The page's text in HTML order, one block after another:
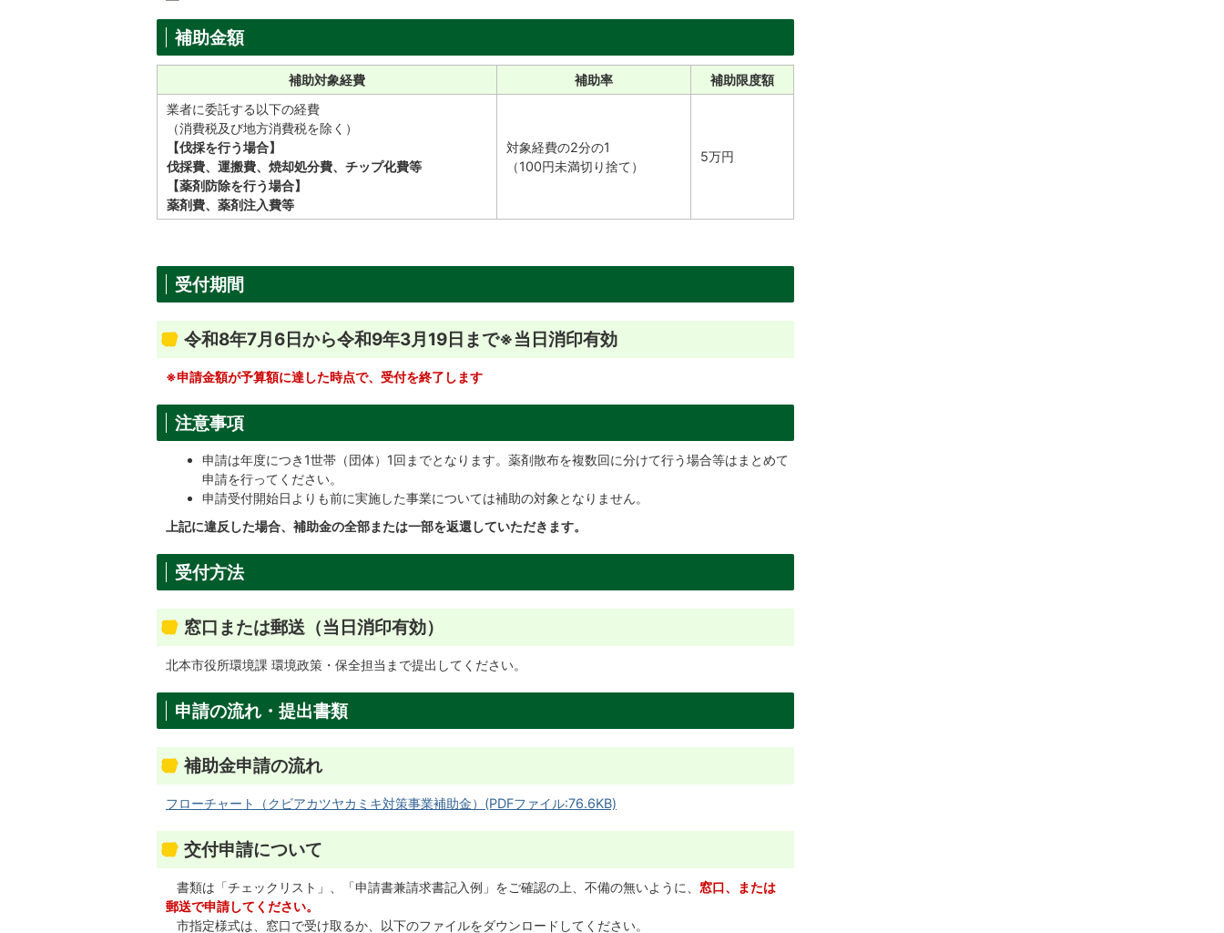
補助金額
補助対象経費 補助率
補助限度額
業者に委託する以下の経費
（消費税及び地方消費税を除く）
【伐採を行う場合】
伐採費、運搬費、焼却処分費、チップ化費等
【薬剤防除を行う場合】
薬剤費、薬剤注入費等
対象経費の2分の1
（100円未満切り捨て）
5万円
受付期間
令和8年7月6日から令和9年3月19日まで※当日消印有効
※申請金額が予算額に達した時点で、受付を終了します
注意事項
申請は年度につき1世帯（団体）1回までとなります。薬剤散布を複数回に分けて行う場合等はまとめて
申請を行ってください。
申請受付開始日よりも前に実施した事業については補助の対象となりません。
上記に違反した場合、補助金の全部または一部を返還していただきます。
受付方法
窓口または郵送（当日消印有効）
北本市役所環境課 環境政策・保全担当まで提出してください。
申請の流れ・提出書類
補助金申請の流れ
フローチャート（クビアカツヤカミキ対策事業補助金）(PDFファイル:76.6KB)
交付申請について
書類は「チェックリスト」、「申請書兼請求書記入例」をご確認の上、不備の無いように、 窓口、または
郵送で申請してください。
市指定様式は、窓口で受け取るか、以下のファイルをダウンロードしてください。